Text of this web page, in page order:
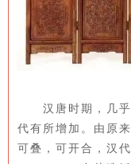
汉唐时期，几
代有所增加。由原
可叠，可开合，汉